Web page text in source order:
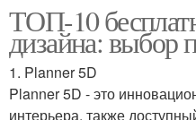
ТОП-10
дизайна: выбор
1. Planner 5D
Planner 5D - это
интерьера, также